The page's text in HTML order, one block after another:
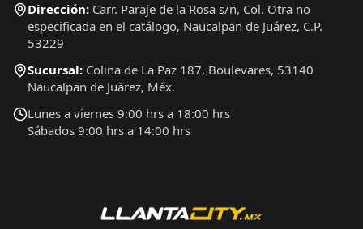
Dirección: Carr. Paraje de la Rosa s/n, Col. Otra no
especificada en el catálogo, Naucalpan de Juárez, C.P.
53229
Sucursal: Colina de La Paz 187, Boulevares, 53140
Naucalpan de Juárez, Méx.
Lunes a viernes 9:00 hrs a 18:00 hrs
Sábados 9:00 hrs a 14:00 hrs